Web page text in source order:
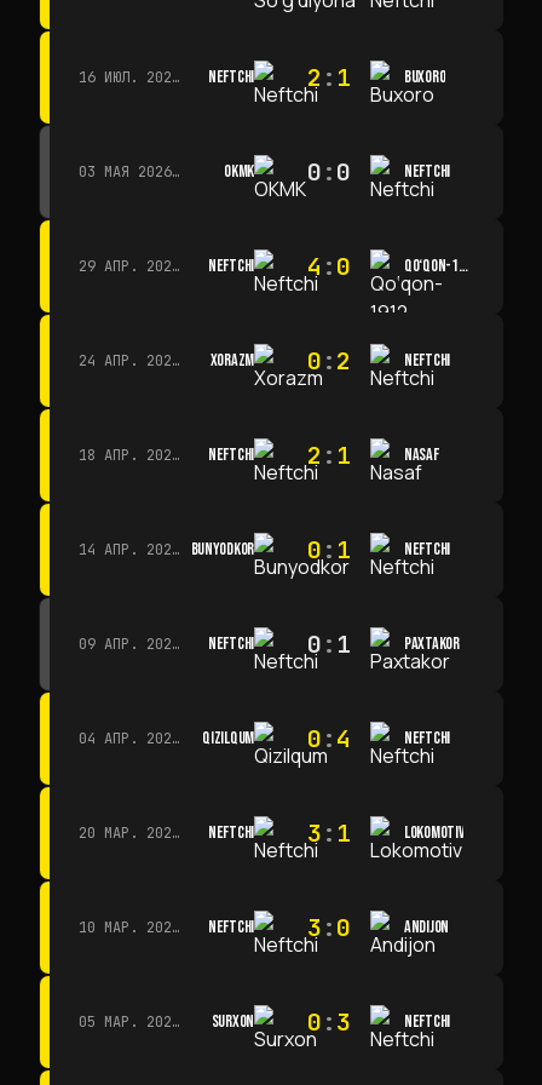
16 ИЮЛ. 2026 Г. · 15:00 NEFTCHI 2 : 1 BUXORO
03 МАЯ 2026 Г. · 12:00 OKMK 0:0 NEFTCHI
29 АПР. 2026 Г. · 14:00 NEFTCHI 4 :0 QO‘QON-1912
24 АПР. 2026 Г. · 14:00 XORAZM 0:2 NEFTCHI
18 АПР. 2026 Г. · 13:00 NEFTCHI 2 : 1 NASAF
14 АПР. 2026 Г. · 15:15 BUNYODKOR 0: 1 NEFTCHI
09 АПР. 2026 Г. · 14:00 NEFTCHI 0: 1 PAXTAKOR
04 АПР. 2026 Г. · 13:00 QIZILQUM 0:4 NEFTCHI
20 МАР. 2026 Г. · 11:00 NEFTCHI 3: 1 LOKOMOTIV
10 МАР. 2026 Г. · 14:00 NEFTCHI 3:0 ANDIJON
05 МАР. 2026 Г. · 14:30 SURXON 0:3 NEFTCHI